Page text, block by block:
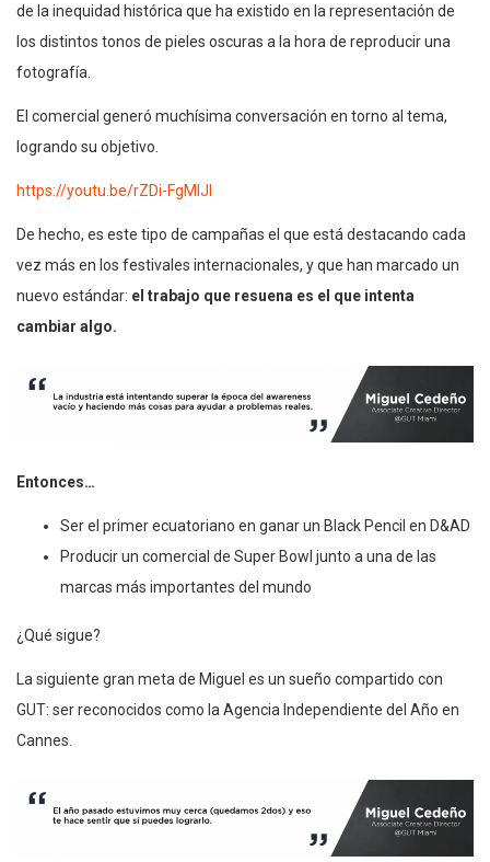
de la inequidad histórica que ha existido en la representación de
los distintos tonos de pieles oscuras a la hora de reproducir una
fotografía.
El comercial generó muchísima conversación en torno al tema,
logrando su objetivo.
https://youtu.be/rZDi-FgMIJI
De hecho, es este tipo de campañas el que está destacando cada
vez más en los festivales internacionales, y que han marcado un
nuevo estándar: el trabajo que resuena es el que intenta
cambiar algo.
Entonces…
Ser el primer ecuatoriano en ganar un Black Pencil en D&AD
Producir un comercial de Super Bowl junto a una de las
marcas más importantes del mundo
¿Qué sigue?
La siguiente gran meta de Miguel es un sueño compartido con
GUT: ser reconocidos como la Agencia Independiente del Año en
Cannes.